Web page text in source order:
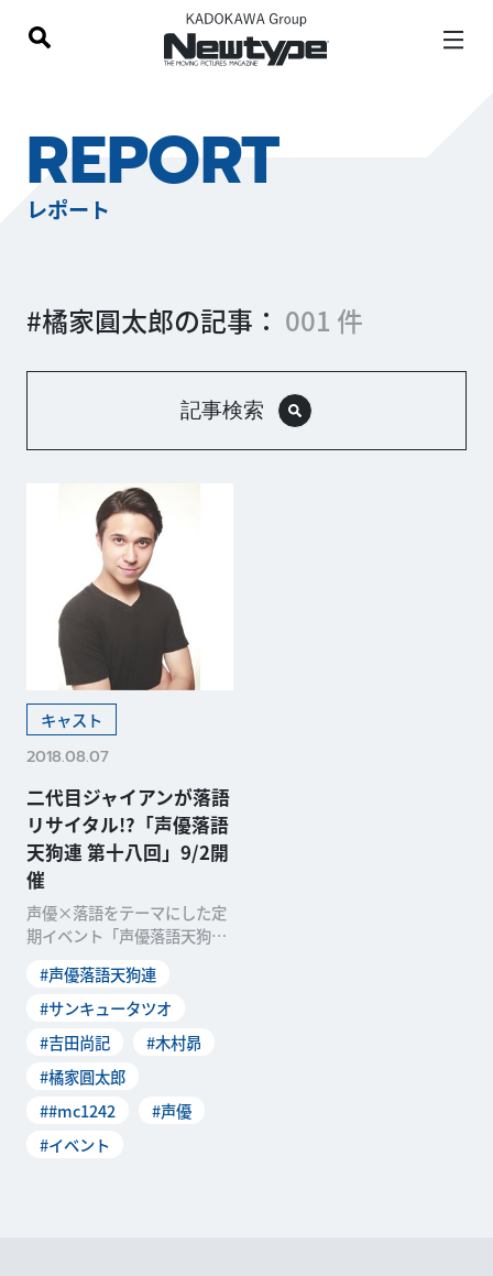
REPORT
レポート
#橘家圓太郎の記事： 001 件
記事検索
キャスト
2018.08.07
二代目ジャイアンが落語
リサイタル!?「声優落語
天狗連 第十八回」9/2開
催
声優×落語をテーマにした定
期イベント「声優落語天狗
に浅草の東洋館で開
#声優落語天狗連
#サンキュータツオ
#吉田尚記
#木村昴
#橘家圓太郎
##mc1242
#声優
#イベント